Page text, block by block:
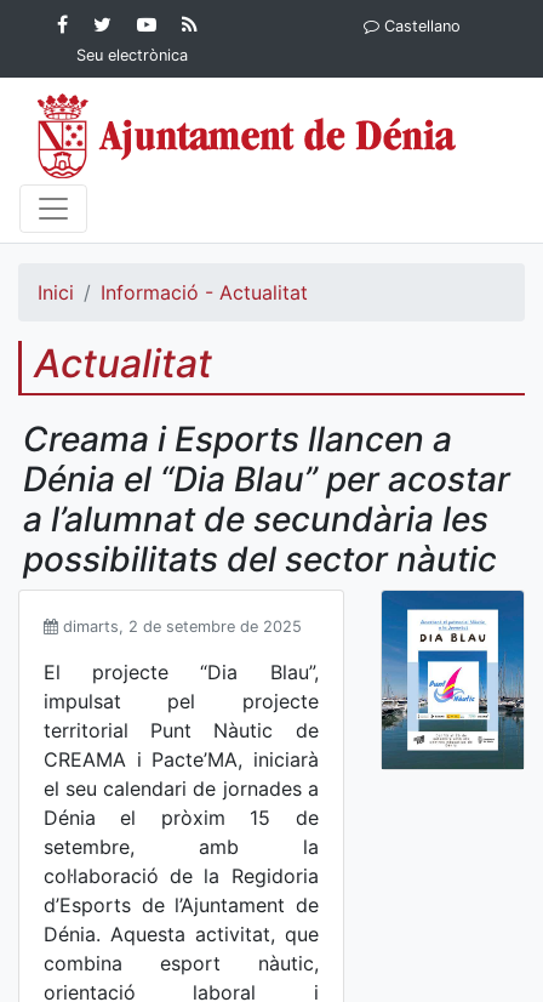
Contingut principalFacebook
Ajuntament de Dénia
Twitter
Ajuntament de
Dénia
YouTube
Ajuntament
de Dénia
Ajuntament
Seu electrònica
Castellano
Inici Informació - Actualitat
Actualitat
Creama i Esports llancen a
Dénia el “Dia Blau” per acostar
a l’alumnat de secundària les
possibilitats del sector nàutic
dimarts, 2 de setembre de 2025
El projecte “Dia Blau”,
impulsat pel projecte
territorial Punt Nàutic de
CREAMA i Pacte’MA, iniciarà
el seu calendari de jornades a
Dénia el pròxim 15 de
setembre, amb la
col·laboració de la Regidoria
d’Esports de l’Ajuntament de
Dénia. Aquesta activitat, que
combina esport nàutic,
orientació laboral i